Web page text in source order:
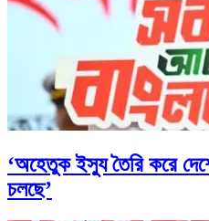
‘অহেতুক ইস্যু তৈরি করে
চলছে’